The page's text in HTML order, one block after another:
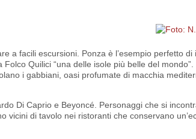
a facili escursioni. Ponza è l’esempio perfetto di
Quilici “una delle isole più belle del
i gabbiani, oasi profumate di macchia
Di Caprio e Beyoncé. Personaggi che si
di tavolo nei ristoranti che conservano